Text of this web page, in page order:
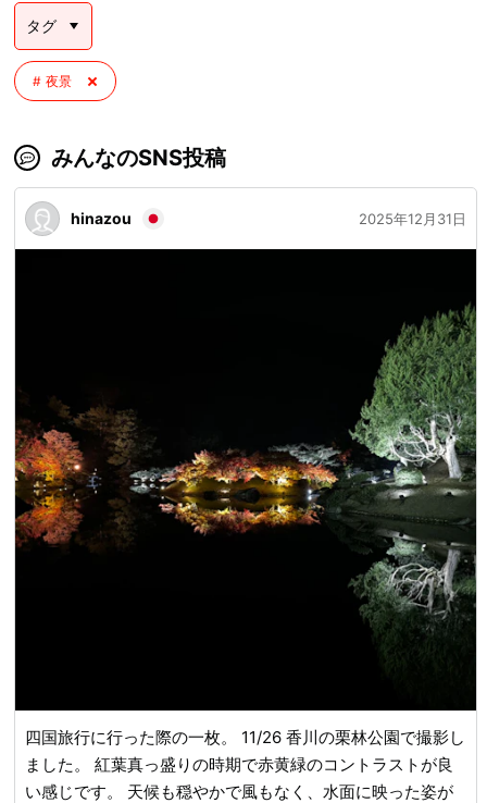
タグ
夜景
みんなのSNS投稿
hinazou 2025年12月31日
四国旅行に行った際の一枚。 11/26 香川の栗林公園で撮影し
ました。 紅葉真っ盛りの時期で赤黄緑のコントラストが良
い感じです。 天候も穏やかで風もなく、水面に映った姿が